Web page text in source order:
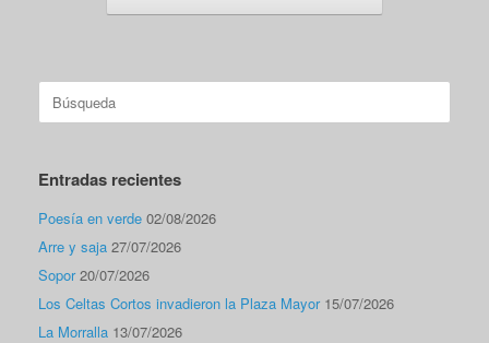
Buscar:
Entradas recientes
Poesía en verde 02/08/2026
Arre y saja 27/07/2026
Sopor 20/07/2026
Los Celtas Cortos invadieron la Plaza Mayor 15/07/2026
La Morralla 13/07/2026